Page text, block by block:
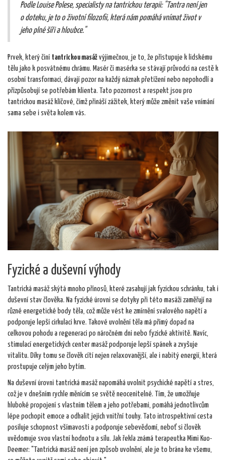
Podle Louise Polese, specialisty na tantrickou terapii: "Tantra není jen
o doteku, je to o životní filozofii, která nám pomáhá vnímat život v
jeho plné šíři a hloubce."
Prvek, který činí tantrickou masáž výjimečnou, je to, že přistupuje k lidskému
tělu jako k posvátnému chrámu. Masér či masérka se stávají průvodci na cestě k
osobní transformaci, dávají pozor na každý náznak přetížení nebo nepohodlí a
přizpůsobují se potřebám klienta. Tato pozornost a respekt jsou pro
tantrickou masáž klíčové, čímž přináší zážitek, který může změnit vaše vnímání
sama sebe i světa kolem vás.
Fyzické a duševní výhody
Tantrická masáž skýtá mnoho přínosů, které zasahují jak fyzickou schránku, tak i
duševní stav člověka. Na fyzické úrovni se dotyky při této masáži zaměřují na
různé energetické body těla, což může vést ke zmírnění svalového napětí a
podporuje lepší cirkulaci krve. Takové uvolnění těla má přímý dopad na
celkovou pohodu a regeneraci po náročném dni nebo fyzické aktivitě. Navíc,
stimulací energetických center masáž podporuje lepší spánek a zvyšuje
vitalitu. Díky tomu se člověk cítí nejen relaxovanější, ale i nabitý energií, která
prostupuje celým jeho bytím.
Na duševní úrovni tantrická masáž napomáhá uvolnit psychické napětí a stres,
což je v dnešním rychle měnícím se světě neocenitelné. Tím, že umožňuje
hluboké propojení s vlastním tělem a jeho potřebami, pomáhá jednotlivcům
lépe pochopit emoce a odhalit jejich vnitřní touhy. Tato introspektivní cesta
posiluje schopnost všímavosti a podporuje sebevědomí, neboť si člověk
uvědomuje svou vlastní hodnotu a sílu. Jak řekla známá terapeutka Mimi Kuo-
Deemer: "Tantrická masáž není jen způsob uvolnění, ale je to brána ke všemu,